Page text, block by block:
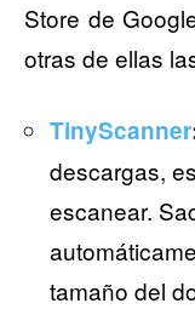
Store de
otras de ellas
TinyScanner
descargas,
escanear.
tamaño del